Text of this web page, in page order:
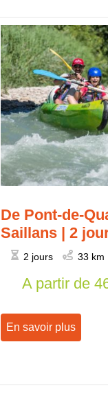
De Pont-de-
Saillans | 2
2 jours 33 km
A partir de
En savoir plus